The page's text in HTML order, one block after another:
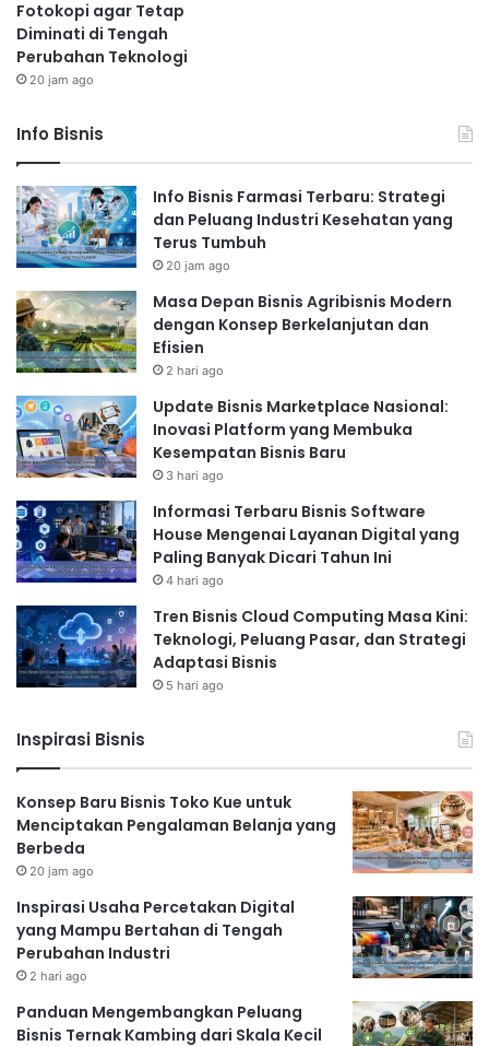
Fotokopi agar Tetap
Diminati di Tengah
Perubahan Teknologi
20 jam ago
Info Bisnis
Info Bisnis Farmasi Terbaru: Strategi
dan Peluang Industri Kesehatan yang
Terus Tumbuh
20 jam ago
Masa Depan Bisnis Agribisnis Modern
dengan Konsep Berkelanjutan dan
Efisien
2 hari ago
Update Bisnis Marketplace Nasional:
Inovasi Platform yang Membuka
Kesempatan Bisnis Baru
3 hari ago
Informasi Terbaru Bisnis Software
House Mengenai Layanan Digital yang
Paling Banyak Dicari Tahun Ini
4 hari ago
Tren Bisnis Cloud Computing Masa Kini:
Teknologi, Peluang Pasar, dan Strategi
Adaptasi Bisnis
5 hari ago
Inspirasi Bisnis
Konsep Baru Bisnis Toko Kue untuk
Menciptakan Pengalaman Belanja yang
Berbeda
20 jam ago
Inspirasi Usaha Percetakan Digital
yang Mampu Bertahan di Tengah
Perubahan Industri
2 hari ago
Panduan Mengembangkan Peluang
Bisnis Ternak Kambing dari Skala Kecil